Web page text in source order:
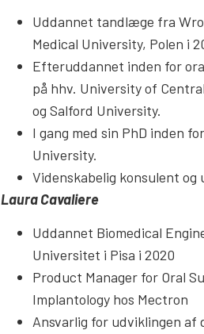
Uddannet tandlæge fra
Medical University, Polen i
Efteruddannet inden for
på hhv. University of
og Salford University.
I gang med sin PhD inden
University.
Videnskabelig konsulent og
Laura Cavaliere
Uddannet Biomedical
Universitet i Pisa i 2020
Product Manager for Oral
Implantology hos Mectron
Ansvarlig for udviklingen af